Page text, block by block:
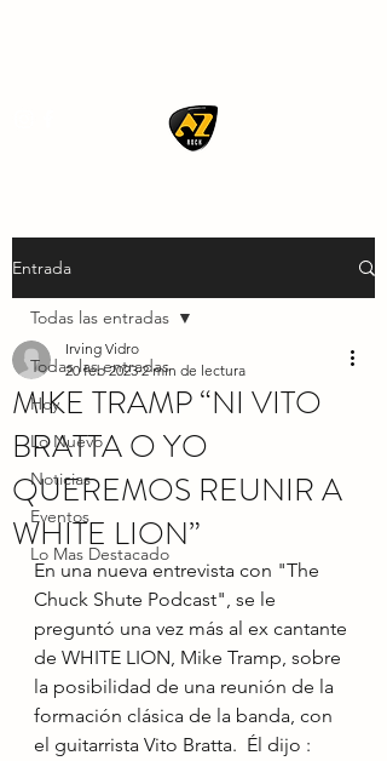
Entrada
Todas las entradas
Hoy
Lo Nuevo
Noticias
Eventos
Lo Mas Destacado
Todas las entradas
MIKE TRAMP “NI VITO
BRATTA O YO
QUEREMOS REUNIR A
WHITE LION”
Irving Vidro
20 feb 2023 2 min de lectura
En una nueva entrevista con "The
Chuck Shute Podcast", se le
preguntó una vez más al ex cantante
de WHITE LION, Mike Tramp, sobre
la posibilidad de una reunión de la
formación clásica de la banda, con
el guitarrista Vito Bratta.  Él dijo :